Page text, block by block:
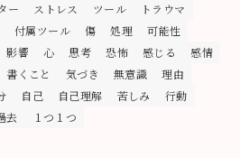
ー ストレス ツール
トラウマ
付属ツール 傷 処理
可能性
影響 心 思考 恐怖 感じる
感情
書くこと 気づき 無意識
理由
自己 自己理解 苦しみ
行動
去 １つ１つ